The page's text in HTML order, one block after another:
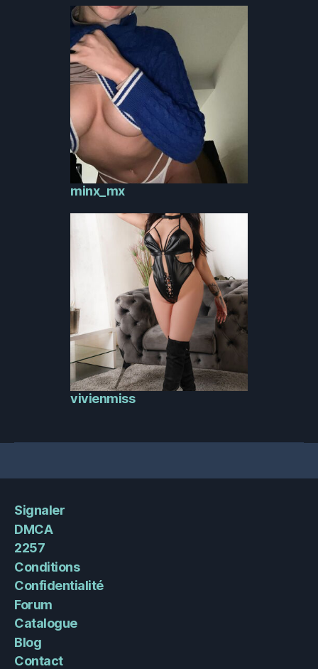
minx_mx
vivienmiss
Signaler
DMCA
2257
Conditions
Confidentialité
Forum
Catalogue
Blog
Contact